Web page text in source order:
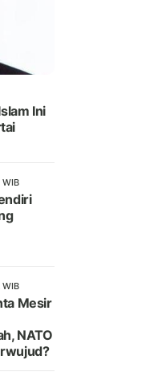
Ini
WIB
WIB
Mesir
NATO